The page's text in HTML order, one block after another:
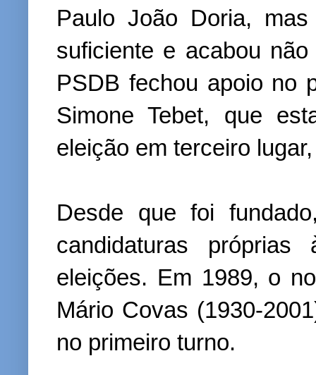
Paulo João Doria,
suficiente e acabou
PSDB fechou apoio no
Simone Tebet, que
eleição em terceiro
Desde que foi
candidaturas
eleições. Em 1989, o
Mário Covas (1930-
no primeiro turno.